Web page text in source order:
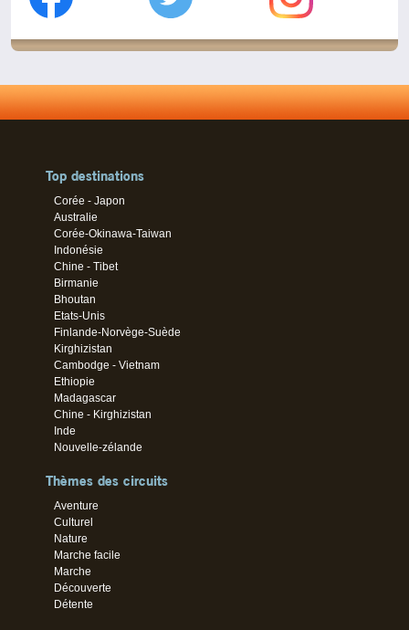
Top destinations
Corée - Japon
Australie
Corée-Okinawa-Taiwan
Indonésie
Chine - Tibet
Birmanie
Bhoutan
Etats-Unis
Finlande-Norvège-Suède
Kirghizistan
Cambodge - Vietnam
Ethiopie
Madagascar
Chine - Kirghizistan
Inde
Nouvelle-zélande
Thèmes des circuits
Aventure
Culturel
Nature
Marche facile
Marche
Découverte
Détente